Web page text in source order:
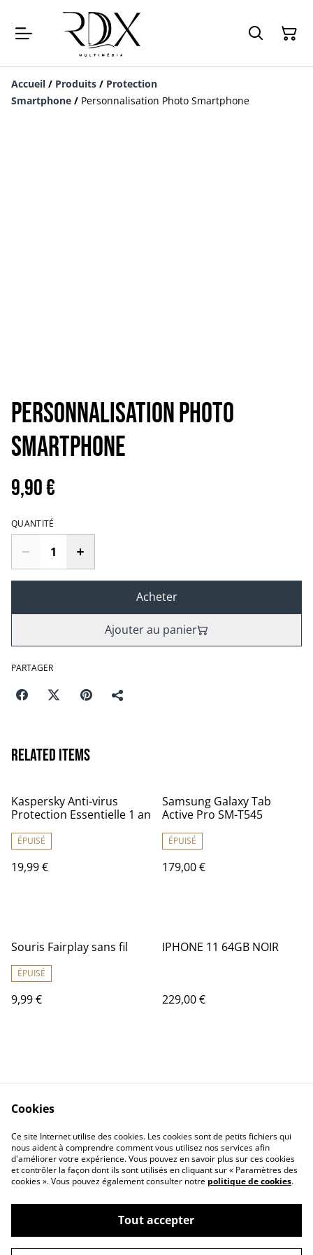
Accueil / Produits / Protection
Smartphone / Personnalisation Photo Smartphone
Personnalisation Photo
Smartphone
9,90 €
QUANTITÉ
Acheter
Ajouter au panier
PARTAGER
Related items
Kaspersky Anti-virus
Protection Essentielle 1 an
ÉPUISÉ
19,99 €
Samsung Galaxy Tab
Active Pro SM-T545
ÉPUISÉ
179,00 €
Souris Fairplay sans fil
ÉPUISÉ
9,99 €
IPHONE 11 64GB NOIR
229,00 €
Contact Us
Legal Terms
Privacy Policy
Cookie Policy
©2026RDX Multimédia
Cookies
Ce site Internet utilise des cookies. Les cookies sont de petits fichiers qui
nous aident à comprendre comment vous utilisez nos services afin
d'améliorer votre expérience. Vous pouvez en savoir plus sur ces cookies
et contrôler la façon dont ils sont utilisés en cliquant sur « Paramètres des
cookies ». Vous pouvez également consulter notre politique de cookies.
Tout accepter